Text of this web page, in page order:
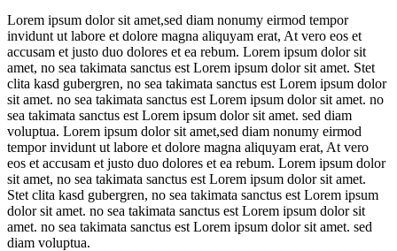
Lorem ipsum dolor sit amet,sed diam nonumy eirmod tempor
invidunt ut labore et dolore magna aliquyam erat, At vero eos et
accusam et justo duo dolores et ea rebum. Lorem ipsum dolor sit
amet, no sea takimata sanctus est Lorem ipsum dolor sit amet. Stet
clita kasd gubergren, no sea takimata sanctus est Lorem ipsum dolor
sit amet. no sea takimata sanctus est Lorem ipsum dolor sit amet. no
sea takimata sanctus est Lorem ipsum dolor sit amet. sed diam
voluptua. Lorem ipsum dolor sit amet,sed diam nonumy eirmod
tempor invidunt ut labore et dolore magna aliquyam erat, At vero
eos et accusam et justo duo dolores et ea rebum. Lorem ipsum dolor
sit amet, no sea takimata sanctus est Lorem ipsum dolor sit amet.
Stet clita kasd gubergren, no sea takimata sanctus est Lorem ipsum
dolor sit amet. no sea takimata sanctus est Lorem ipsum dolor sit
amet. no sea takimata sanctus est Lorem ipsum dolor sit amet. sed
diam voluptua.